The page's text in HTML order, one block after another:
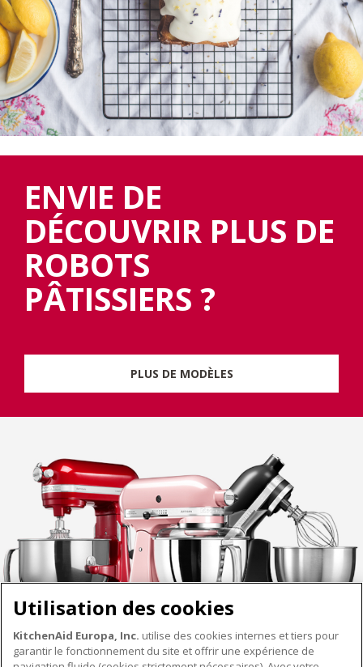
ENVIE DE
DÉCOUVRIR PLUS DE
ROBOTS
PÂTISSIERS ?
PLUS DE MODÈLES
Utilisation des cookies
KitchenAid Europa, Inc. utilise des cookies internes et tiers pour
garantir le fonctionnement du site et offrir une expérience de